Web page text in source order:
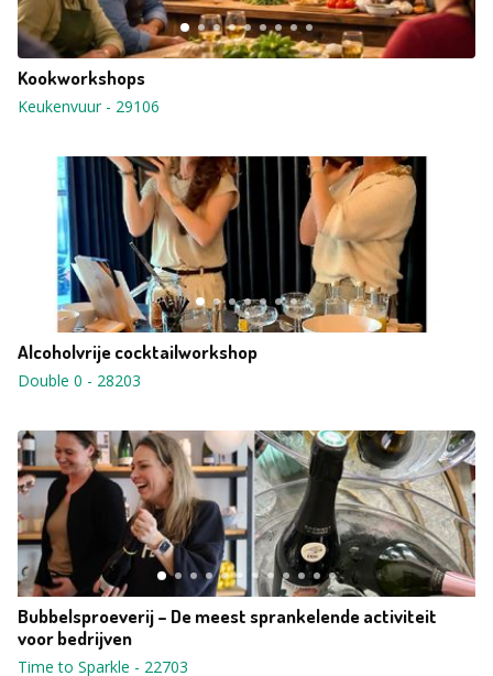
Kookworkshops
Keukenvuur- 29106
Alcoholvrije cocktailworkshop
Double 0 - 28203
Bubbelsproeverij – De meest sprankelende activiteit
voor bedrijven
Time to Sparkle - 22703